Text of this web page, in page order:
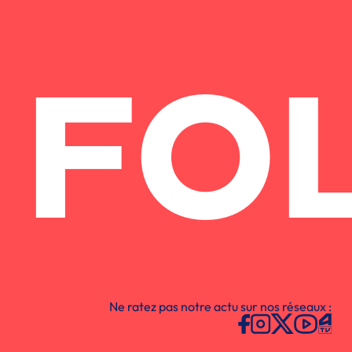
Ne ratez pas notre actu sur nos réseaux :